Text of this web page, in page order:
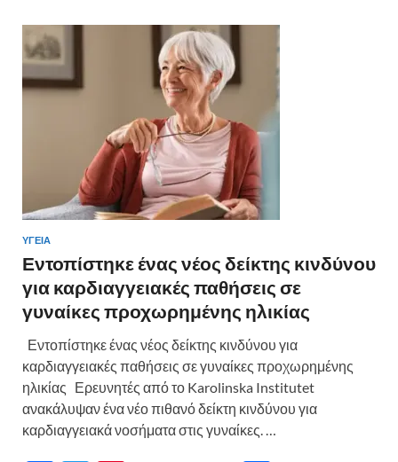
o
o
k
t
σ
τε
ίτ
ε
ΥΓΕΙΑ
Εντοπίστηκε ένας νέος δείκτης κινδύνου
για καρδιαγγειακές παθήσεις σε
γυναίκες προχωρημένης ηλικίας
Εντοπίστηκε ένας νέος δείκτης κινδύνου για
καρδιαγγειακές παθήσεις σε γυναίκες προχωρημένης
ηλικίας Ερευνητές από το Karolinska Institutet
ανακάλυψαν ένα νέο πιθανό δείκτη κινδύνου για
καρδιαγγειακά νοσήματα στις γυναίκες. …